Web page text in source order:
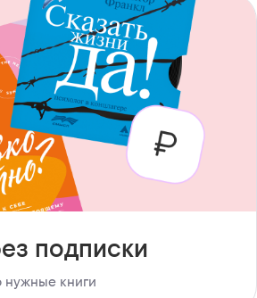
подписки
нужные книги